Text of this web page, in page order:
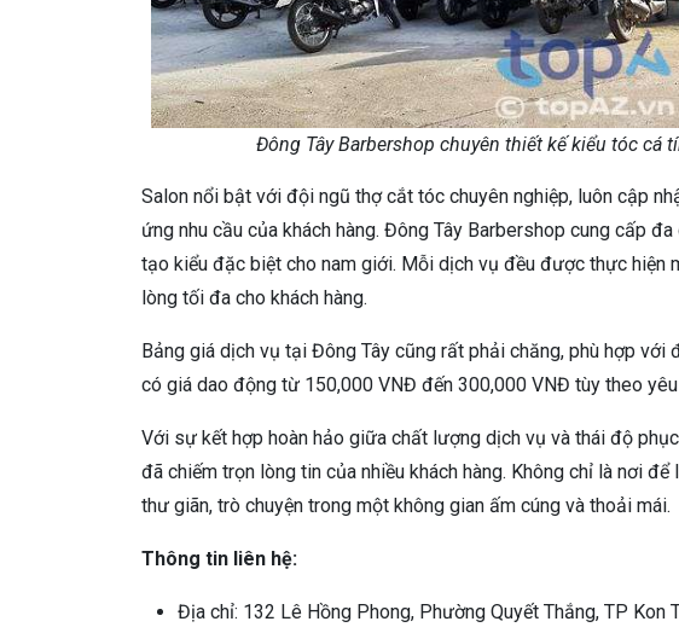
Đông Tây Barbershop chuyên thiết kế kiểu tóc cá
Salon nổi bật với đội ngũ thợ cắt tóc chuyên nghiệp, luôn cập
ứng nhu cầu của khách hàng. Đông Tây Barbershop cung cấp
tạo kiểu đặc biệt cho nam giới. Mỗi dịch vụ đều được thực hiện
lòng tối đa cho khách hàng.
Bảng giá dịch vụ tại Đông Tây cũng rất phải chăng, phù hợp
có giá dao động từ 150,000 VNĐ đến 300,000 VNĐ tùy theo
Với sự kết hợp hoàn hảo giữa chất lượng dịch vụ và thái độ
đã chiếm trọn lòng tin của nhiều khách hàng. Không chỉ là nơi
thư giãn, trò chuyện trong một không gian ấm cúng và thoải mái.
Thông tin liên hệ:
Địa chỉ: 132 Lê Hồng Phong, Phường Quyết Thắng, TP Kon